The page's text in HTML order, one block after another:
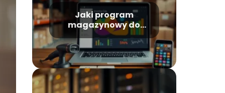
Jaki program
magazynowy do
PrestaShop wybrać?